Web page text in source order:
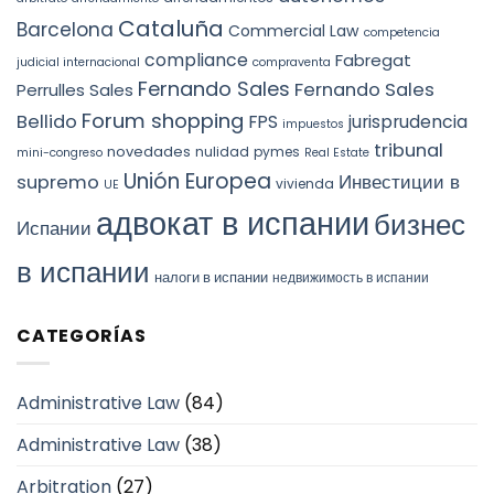
Barcelona Cataluña Commercial Law competencia
judicial internacional compliance compraventa Fabregat
Perrulles Sales Fernando Sales Fernando Sales
Bellido Forum shopping FPS impuestos jurisprudencia
mini-congreso novedades nulidad pymes Real Estate tribunal
supremo UE Unión Europea vivienda Инвестиции в
Испании адвокат в испаниибизнес
в испании налоги в испании недвижимость в испании
CATEGORÍAS
Administrative Law (84)
Administrative Law (38)
Arbitration (27)